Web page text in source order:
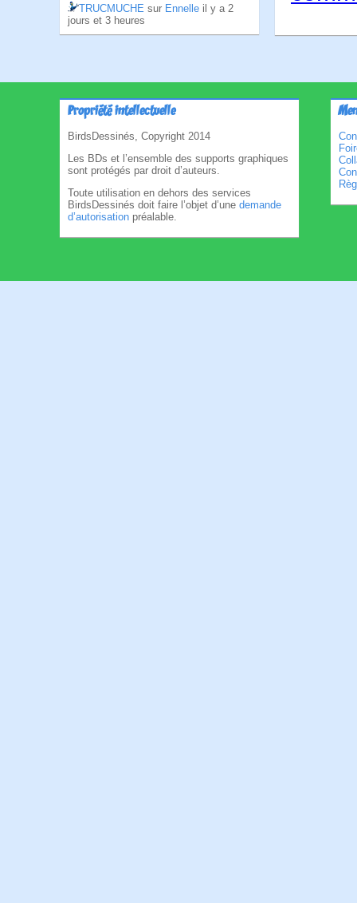
TRUCMUCHE sur Ennelle il y a 2
jours et 3 heures
Propriété intellectuelle
BirdsDessinés, Copyright 2014
Les BDs et l’ensemble des supports graphiques
sont protégés par droit d’auteurs.
Toute utilisation en dehors des services
BirdsDessinés doit faire l’objet d’une demande
d’autorisation préalable.